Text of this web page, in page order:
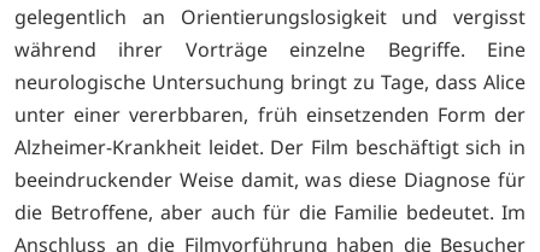
gelegentlich an Orientierungslosigkeit und vergisst
während ihrer Vorträge einzelne Begriffe. Eine
neurologische Untersuchung bringt zu Tage, dass Alice
unter einer vererbbaren, früh einsetzenden Form der
Alzheimer-Krankheit leidet. Der Film beschäftigt sich in
beeindruckender Weise damit, was diese Diagnose für
die Betroffene, aber auch für die Familie bedeutet. Im
Anschluss an die Filmvorführung haben die Besucher